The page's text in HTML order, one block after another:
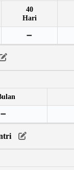
40
Hari
➖
➖